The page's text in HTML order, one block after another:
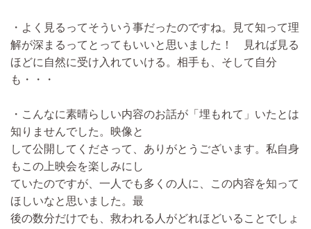
・よく見るってそういう事だったのですね。見て知って理
解が深まるってとってもいいと思いました！ 見れば見る
ほどに自然に受け入れていける。相手も、そして自分
も・・・
・こんなに素晴らしい内容のお話が「埋もれて」いたとは
知りませんでした。映像と
して公開してくださって、ありがとうございます。私自身
もこの上映会を楽しみにし
ていたのですが、一人でも多くの人に、この内容を知って
ほしいなと思いました。最
後の数分だけでも、救われる人がどれほどいることでしょ